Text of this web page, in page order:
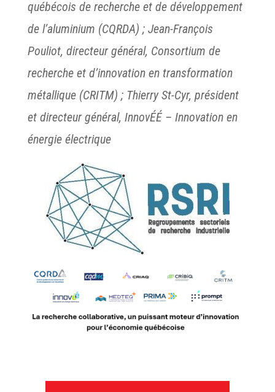
québécois de recherche et de développement
de l’aluminium (CQRDA) ; Jean-François
Pouliot, directeur général, Consortium de
recherche et d’innovation en transformation
métallique (CRITM) ; Thierry St-Cyr, président
et directeur général, InnovÉÉ – Innovation en
énergie électrique